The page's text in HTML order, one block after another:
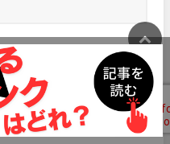
シリコンボール